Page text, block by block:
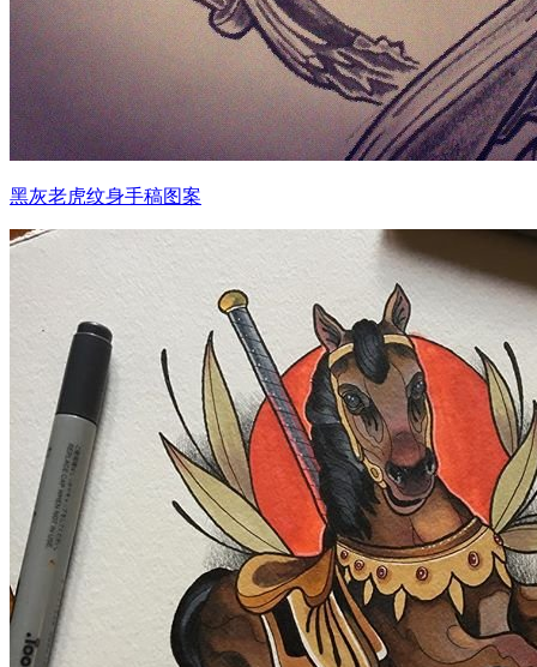
黑灰老虎纹身手稿图案